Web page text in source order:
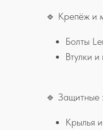
🔹 Крепёж и
Болты
Втулки
🔹 Защитные
Крылья